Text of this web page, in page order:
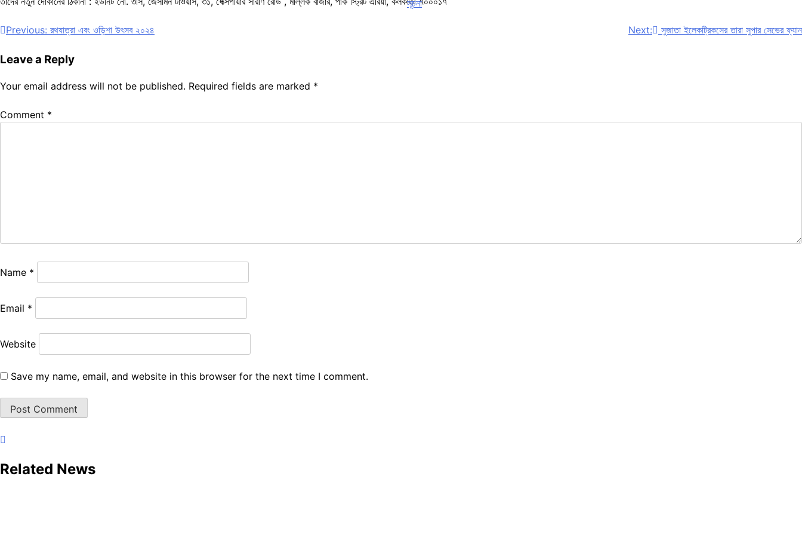
সূচনা
Post
navigation
Previous: রথযাত্রা এবং ওড়িশা উৎসব ২০২৪ Next: সুজাতা ইলেকট্রিকসের তারা সুপার সেভের ফ্যান
Leave a Reply
Your email address will not be published. Required fields are marked *
Comment *
Name *
Email *
Website
Save my name, email, and website in this browser for the next time I comment.
Related News